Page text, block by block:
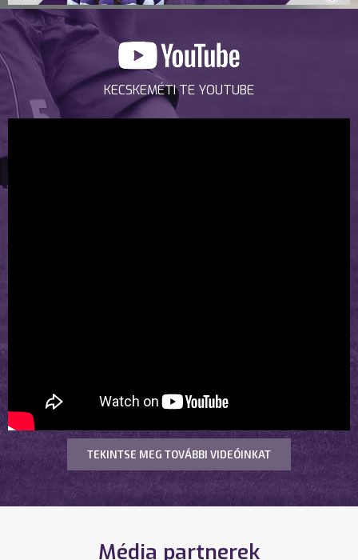
KECSKEMÉTI TE YOUTUBE
TEKINTSE MEG TOVÁBBI VIDEÓINKAT
Média partnerek